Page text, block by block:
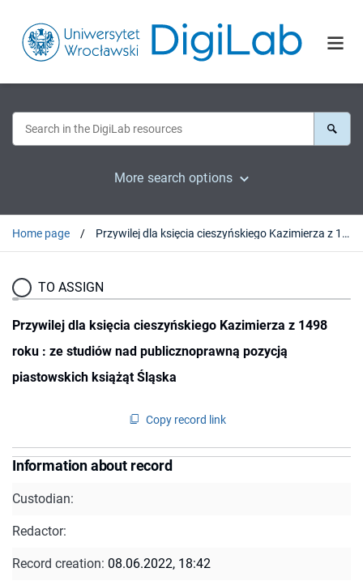
More search options
Home page Przywilej dla księcia cieszyńskiego Kazimierza z 1498 roku : ze studiów nad publicznoprawną pozycją piastowskich książąt Śląska
TO ASSIGN
Przywilej dla księcia cieszyńskiego Kazimierza z 1498
roku : ze studiów nad publicznoprawną pozycją
piastowskich książąt Śląska
Copy record link
Information about record
Custodian:
Redactor:
Record creation: 08.06.2022, 18:42